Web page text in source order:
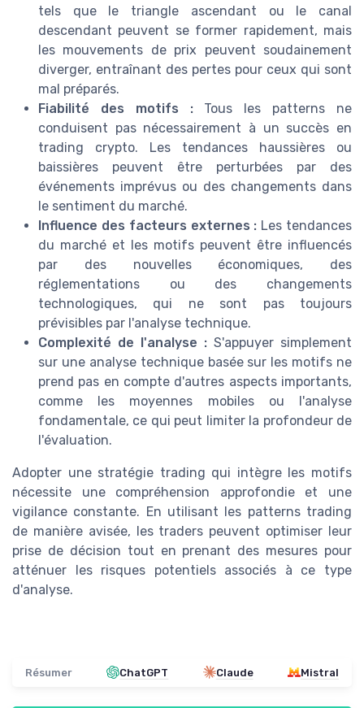
tels que le triangle ascendant ou le canal
descendant peuvent se former rapidement, mais
les mouvements de prix peuvent soudainement
diverger, entraînant des pertes pour ceux qui sont
mal préparés.
Fiabilité des motifs :Tous les patterns ne
conduisent pas nécessairement à un succès en
trading crypto. Les tendances haussières ou
baissières peuvent être perturbées par des
événements imprévus ou des changements dans
le sentiment du marché.
Influence des facteurs externes : Les tendances
du marché et les motifs peuvent être influencés
par des nouvelles économiques, des
réglementations ou des changements
technologiques, qui ne sont pas toujours
prévisibles par l'analyse technique.
Complexité de l'analyse : S'appuyer simplement
sur une analyse technique basée sur les motifs ne
prend pas en compte d'autres aspects importants,
comme les moyennes mobiles ou l'analyse
fondamentale, ce qui peut limiter la profondeur de
l'évaluation.
Adopter une stratégie trading qui intègre les motifs
nécessite une compréhension approfondie et une
vigilance constante. En utilisant les patterns trading
de manière avisée, les traders peuvent optimiser leur
prise de décision tout en prenant des mesures pour
atténuer les risques potentiels associés à ce type
d'analyse.
Résumer ChatGPT Claude Mistral